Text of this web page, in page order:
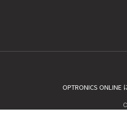
OPTRONICS ONLINE